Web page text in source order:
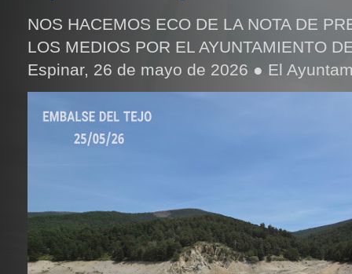
NOS HACEMOS ECO DE LA NOTA DE
LOS MEDIOS POR EL AYUNTAMIENTO
Espinar, 26 de mayo de 2026 ● El